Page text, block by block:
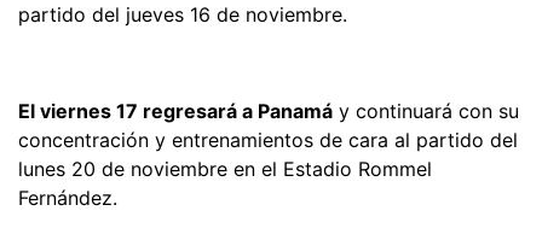
partido del jueves 16 de noviembre.
El viernes 17 regresará a Panamá y continuará con su
concentración y entrenamientos de cara al partido del
lunes 20 de noviembre en el Estadio Rommel
Fernández.